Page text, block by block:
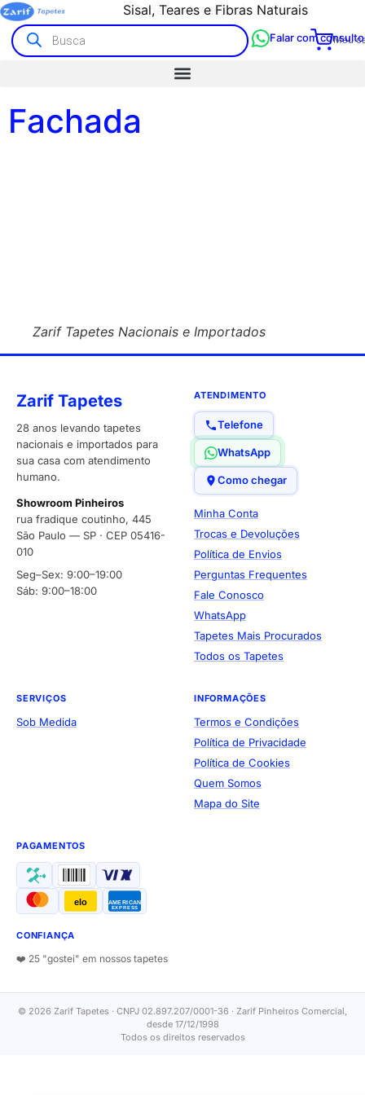
Tapetes Artesanais e Kilim
Sisal, Teares e Fibras Naturais
Meu
Falar com
Fachada
Zarif Tapetes Nacionais e Importados
Zarif Tapetes
28 anos levando tapetes
nacionais e importados para
sua casa com atendimento
humano.
Showroom Pinheiros
rua fradique coutinho, 445
São Paulo — SP · CEP 05416-
010
Seg–Sex: 9:00–19:00
Sáb: 9:00–18:00
ATENDIMENTO
Telefone
WhatsApp
Como chegar
Minha Conta
Trocas e Devoluções
Política de Envios
Perguntas Frequentes
Fale Conosco
WhatsApp
Tapetes Mais Procurados
Todos os Tapetes
SERVIÇOS
Sob Medida
INFORMAÇÕES
Termos e Condições
Política de Privacidade
Política de Cookies
Quem Somos
Mapa do Site
PAGAMENTOS
elo AMERICAN
EXPRESS
CONFIANÇA
❤️ 25 "gostei" em nossos tapetes
© 2026 Zarif Tapetes · CNPJ 02.897.207/0001-36 · Zarif Pinheiros Comercial,
desde 17/12/1998
Todos os direitos reservados